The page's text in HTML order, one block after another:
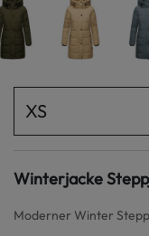
XS
Winterjacke
Moderner Winter